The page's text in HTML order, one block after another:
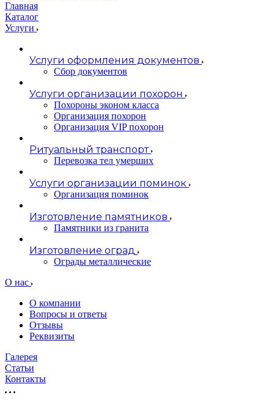
Главная
Каталог
Услуги
Услуги оформления документов
Сбор документов
Услуги организации похорон
Похороны эконом класса
Организация похорон
Организация VIP похорон
Ритуальный транспорт
Перевозка тел умерших
Услуги организации поминок
Организация поминок
Изготовление памятников
Памятники из гранита
Изготовление оград
Ограды металлические
О нас
О компании
Вопросы и ответы
Отзывы
Реквизиты
Галерея
Статьи
Контакты